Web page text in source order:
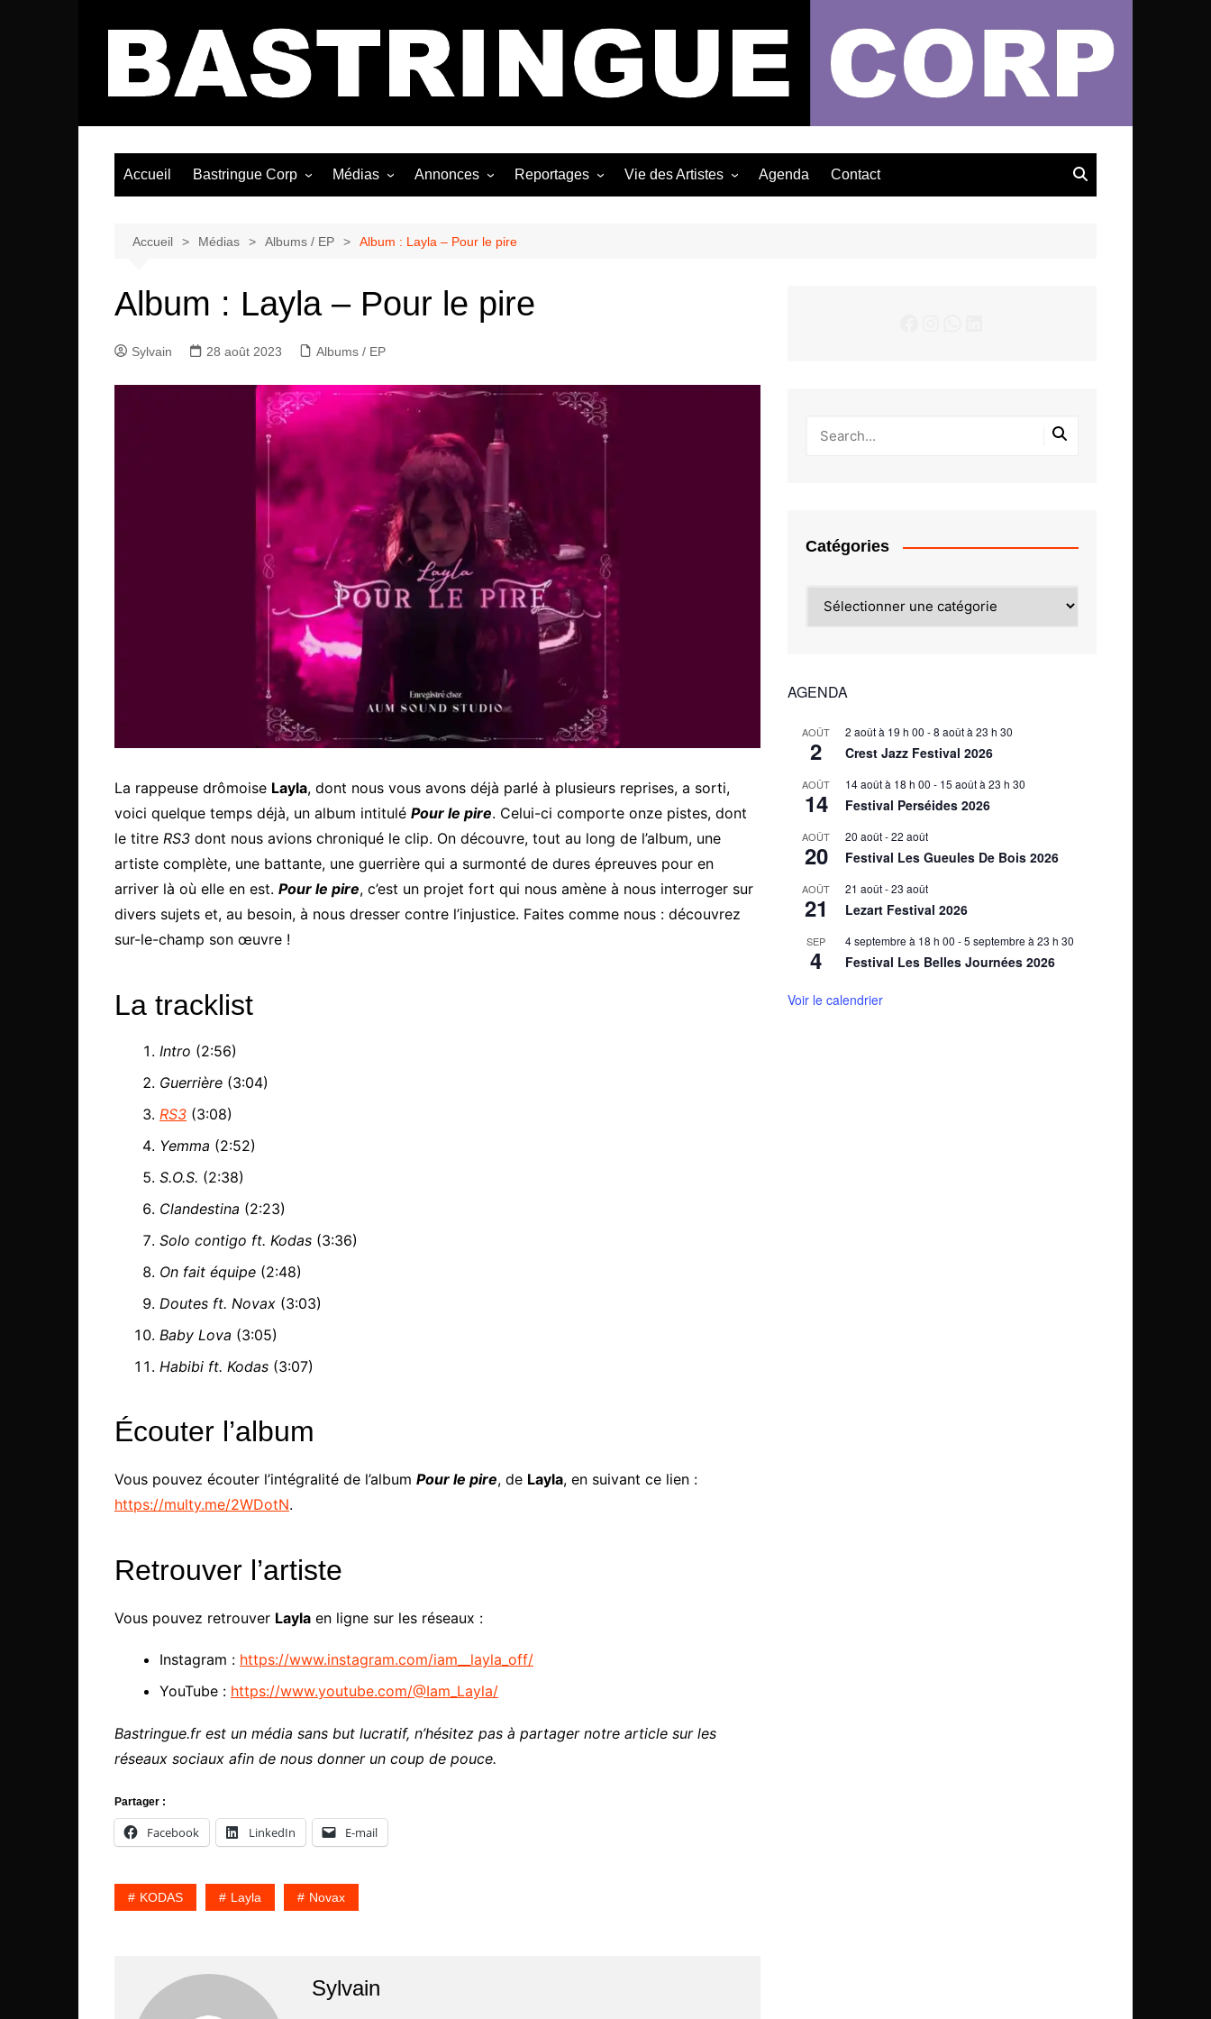
Bastringue Corp – Actualités Musicales
Accueil Bastringue Corp Médias
Albums / EP
Annonces
Les Concerts
Reportages Vie des Artistes Agenda Contact
Accueil Médias Albums / EP Album : Layla – Pour le pire
Album : Layla – Pour le pire
Sylvain 28 août 2023 Albums / EP
La rappeuse drômoise Layla, dont nous vous avons déjà parlé à plusieurs reprises, a sorti,
voici quelque temps déjà, un album intitulé Pour le pire. Celui-ci comporte onze pistes, dont
le titre RS3 dont nous avions chroniqué le clip. On découvre, tout au long de l’album, une
artiste complète, une battante, une guerrière qui a surmonté de dures épreuves pour en
arriver là où elle en est. Pour le pire, c’est un projet fort qui nous amène à nous interroger sur
divers sujets et, au besoin, à nous dresser contre l’injustice. Faites comme nous : découvrez
sur-le-champ son œuvre !
La tracklist
Intro (2:56)
Guerrière (3:04)
RS3 (3:08)
Yemma (2:52)
S.O.S. (2:38)
Clandestina (2:23)
Solo contigo ft. Kodas (3:36)
On fait équipe (2:48)
Doutes ft. Novax (3:03)
Baby Lova (3:05)
Habibi ft. Kodas (3:07)
Écouter l’album
Vous pouvez écouter l’intégralité de l’album Pour le pire, de Layla, en suivant ce lien :
https://multy.me/2WDotN.
Retrouver l’artiste
Vous pouvez retrouver Layla en ligne sur les réseaux :
Instagram : https://www.instagram.com/iam__layla_off/
YouTube : https://www.youtube.com/@Iam_Layla/
Bastringue.fr est un média sans but lucratif, n’hésitez pas à partager notre article sur les
réseaux sociaux afin de nous donner un coup de pouce.
Partager :
Facebook LinkedIn E-mail
KODAS Layla Novax
Sylvain
Catégories
AGENDA
AOÛT
2
2 août à 19 h 00 -8 août à 23 h 30
Crest Jazz Festival 2026
AOÛT
14
14 août à 18 h 00 - 15 août à 23 h 30
Festival Perséides 2026
AOÛT
20
20 août-22 août
Festival Les Gueules De Bois 2026
AOÛT
21
21 août-23 août
Lezart Festival 2026
SEP
4
4 septembre à 18 h 00 -5 septembre à 23 h 30
Festival Les Belles Journées 2026
Voir le calendrier